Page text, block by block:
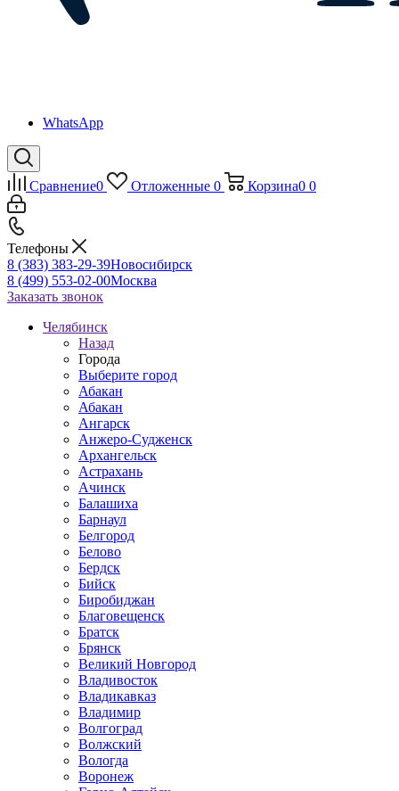
WhatsApp
Сравнение0 Отложенные 0 Корзина0 0
Телефоны
8 (383) 383-29-39Новосибирск
8 (499) 553-02-00Москва
Заказать звонок
Челябинск
Назад
Города
Выберите город
Абакан
Абакан
Ангарск
Анжеро-Судженск
Архангельск
Астрахань
Ачинск
Балашиха
Барнаул
Белгород
Белово
Бердск
Бийск
Биробиджан
Благовещенск
Братск
Брянск
Великий Новгород
Владивосток
Владикавказ
Владимир
Волгоград
Волжский
Вологда
Воронеж